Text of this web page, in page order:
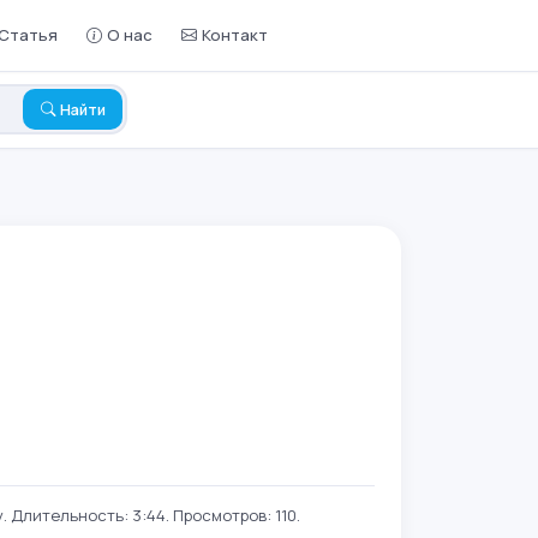
О нас Контакт
Найти
3:44. Просмотров: 110.